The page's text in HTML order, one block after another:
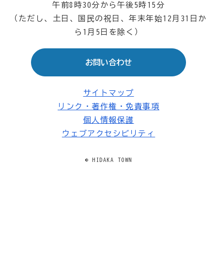
午前8時30分から午後5時15分
（ただし、土日、国民の祝日、年末年始12月31日か
ら1月5日を除く）
お問い合わせ
サイトマップ
リンク・著作権・免責事項
個人情報保護
ウェブアクセシビリティ
© HIDAKA TOWN